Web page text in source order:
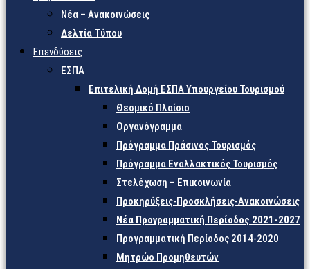
Νέα – Ανακοινώσεις
Δελτία Τύπου
Επενδύσεις
ΕΣΠΑ
Επιτελική Δομή ΕΣΠΑ Υπουργείου Τουρισμού
Θεσμικό Πλαίσιο
Οργανόγραμμα
Πρόγραμμα Πράσινος Τουρισμός
Πρόγραμμα Εναλλακτικός Τουρισμός
Στελέχωση – Επικοινωνία
Προκηρύξεις-Προσκλήσεις-Ανακοινώσεις
Νέα Προγραμματική Περίοδος 2021-2027
Προγραμματική Περίοδος 2014-2020
Μητρώο Προμηθευτών